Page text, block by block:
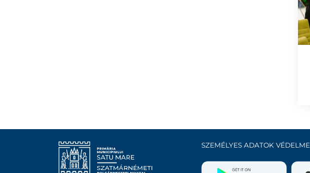
SZEMÉLYES ADATOK VÉDELME